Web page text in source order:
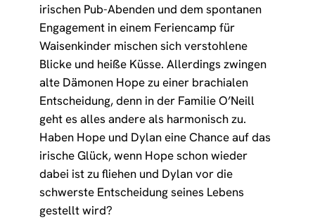
irischen Pub-Abenden und dem spontanen
Engagement in einem Feriencamp für
Waisenkinder mischen sich verstohlene
Blicke und heiße Küsse. Allerdings zwingen
alte Dämonen Hope zu einer brachialen
Entscheidung, denn in der Familie O’Neill
geht es alles andere als harmonisch zu.
Haben Hope und Dylan eine Chance auf das
irische Glück, wenn Hope schon wieder
dabei ist zu fliehen und Dylan vor die
schwerste Entscheidung seines Lebens
gestellt wird?